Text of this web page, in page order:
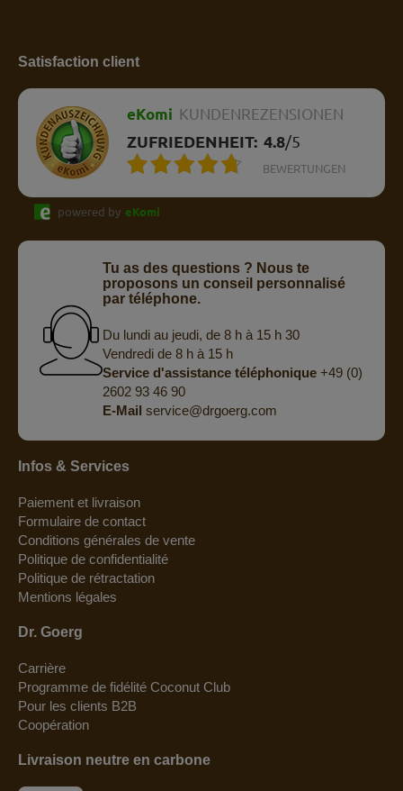
Satisfaction client
eKomi KUNDENREZENSIONEN
ZUFRIEDENHEIT: 4.8/5
BEWERTUNGEN
powered by eKomi
Tu as des questions ? Nous te
proposons un conseil personnalisé
par téléphone.
Du lundi au jeudi, de 8 h à 15 h 30
Vendredi de 8 h à 15 h
Service d'assistance téléphonique+49 (0)
2602 93 46 90
E-Mail service@drgoerg.com
Infos & Services
Paiement et livraison
Formulaire de contact
Conditions générales de vente
Politique de confidentialité
Politique de rétractation
Mentions légales
Dr. Goerg
Carrière
Programme de fidélité Coconut Club
Pour les clients B2B
Coopération
Livraison neutre en carbone